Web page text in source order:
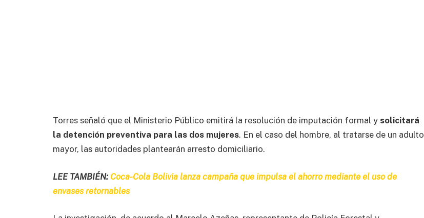
Torres señaló que el Ministerio Público emitirá la resolución de imputación formal y solicitará
la detención preventiva para las dos mujeres. En el caso del hombre, al tratarse de un adulto
mayor, las autoridades plantearán arresto domiciliario.
LEE TAMBIÉN: Coca-Cola Bolivia lanza campaña que impulsa el ahorro mediante el uso de
envases retornables